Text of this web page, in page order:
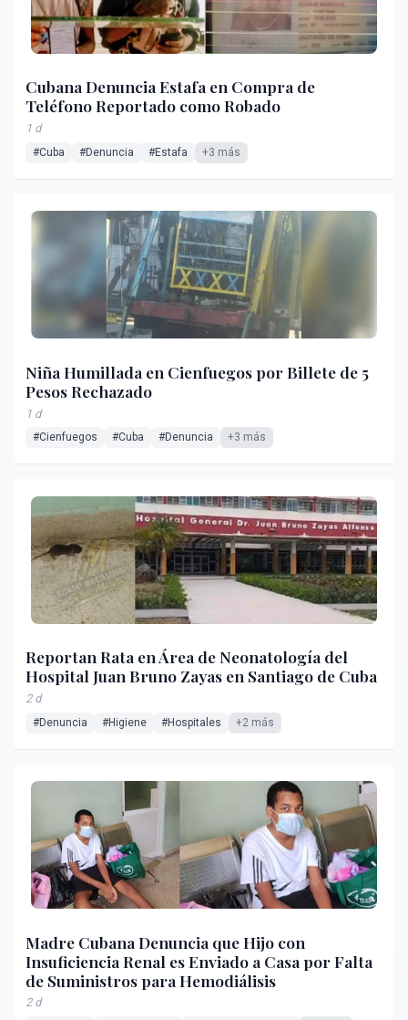
Cubana Denuncia Estafa en Compra de
Teléfono Reportado como Robado
1 d
#Cuba #Denuncia #Estafa +3 más
Niña Humillada en Cienfuegos por Billete de 5
Pesos Rechazado
1 d
#Cienfuegos #Cuba #Denuncia +3 más
Reportan Rata en Área de Neonatología del
Hospital Juan Bruno Zayas en Santiago de Cuba
2 d
#Denuncia #Higiene #Hospitales +2 más
Madre Cubana Denuncia que Hijo con
Insuficiencia Renal es Enviado a Casa por Falta
de Suministros para Hemodiálisis
2 d